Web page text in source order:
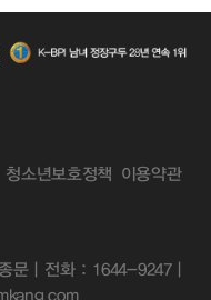
청소년보호정책 이용약관
문 | 전화 : 1644-9247 |